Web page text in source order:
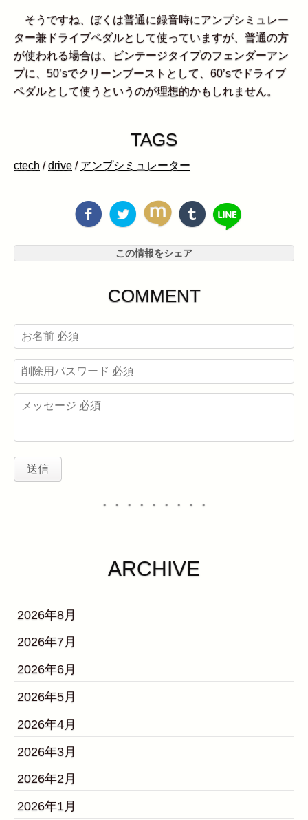
そうですね、ぼくは普通に録音時にアンプシミュレー
ター兼ドライブペダルとして使っていますが、普通の方
が使われる場合は、ビンテージタイプのフェンダーアン
プに、50’sでクリーンブーストとして、60’sでドライブ
ペダルとして使うというのが理想的かもしれません。
TAGS
ctech /drive / アンプシミュレーター
この情報をシェア
COMMENT
・・・・・・・・・
ARCHIVE
2026年8月
2026年7月
2026年6月
2026年5月
2026年4月
2026年3月
2026年2月
2026年1月